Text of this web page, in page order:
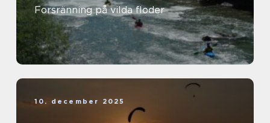
Forsränning på vilda floder
10. december 2025